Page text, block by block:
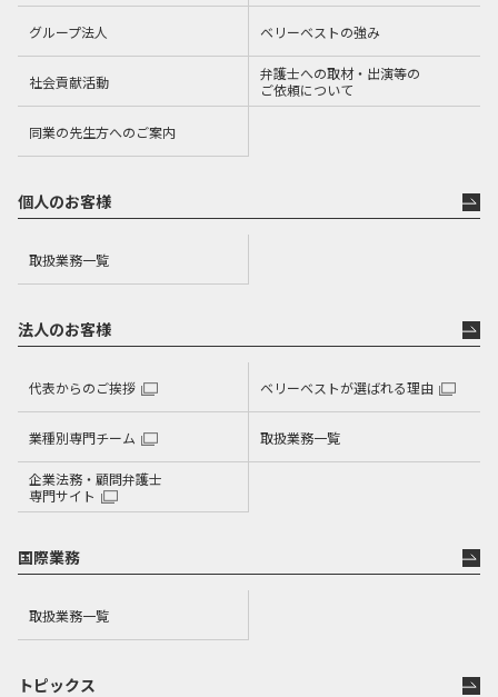
グループ法人 ベリーベストの強み
社会貢献活動
弁護士への取材・出演等の
ご依頼について
同業の先生方へのご案内
個人のお客様
取扱業務一覧
法人のお客様
代表からのご挨拶 ベリーベストが選ばれる理由
業種別専門チーム 取扱業務一覧
企業法務・顧問弁護士
専門サイト
国際業務
取扱業務一覧
トピックス